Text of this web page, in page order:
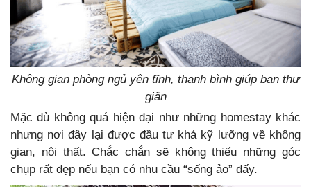
Không gian phòng ngủ yên tĩnh, thanh bình giúp bạn thư
giãn
Mặc dù không quá hiện đại như những homestay khác
nhưng nơi đây lại được đầu tư khá kỹ lưỡng về không
gian, nội thất. Chắc chắn sẽ không thiếu những góc
chụp rất đẹp nếu bạn có nhu cầu “sống ảo” đấy.